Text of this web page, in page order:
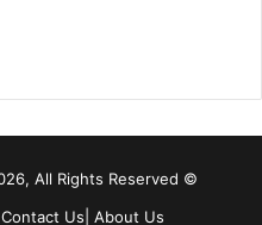
© Copyright 2026, All Rights Reserved | موقع زركشات
Contact Us About Us